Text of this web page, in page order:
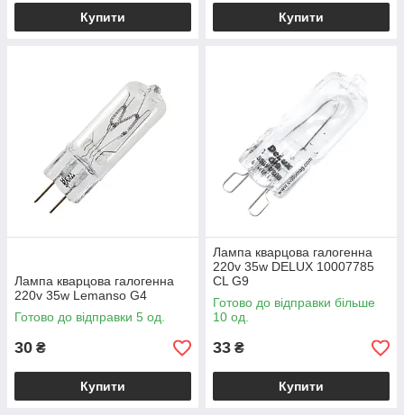
Купити Купити
Лампа кварцова галогенна
220v 35w Lemanso G4
Готово до відправки 5 од.
30 ₴
Купити
Лампа кварцова галогенна
220v 35w DELUX 10007785
CL G9
Готово до відправки більше
10 од.
33 ₴
Купити